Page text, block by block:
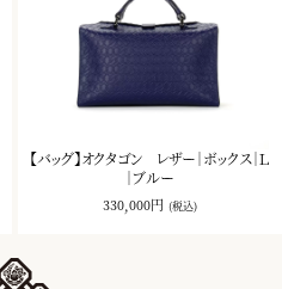
【バッグ】オクタゴン レザー｜ボックス｜Ｌ
｜ブルー
330,000円 (税込)